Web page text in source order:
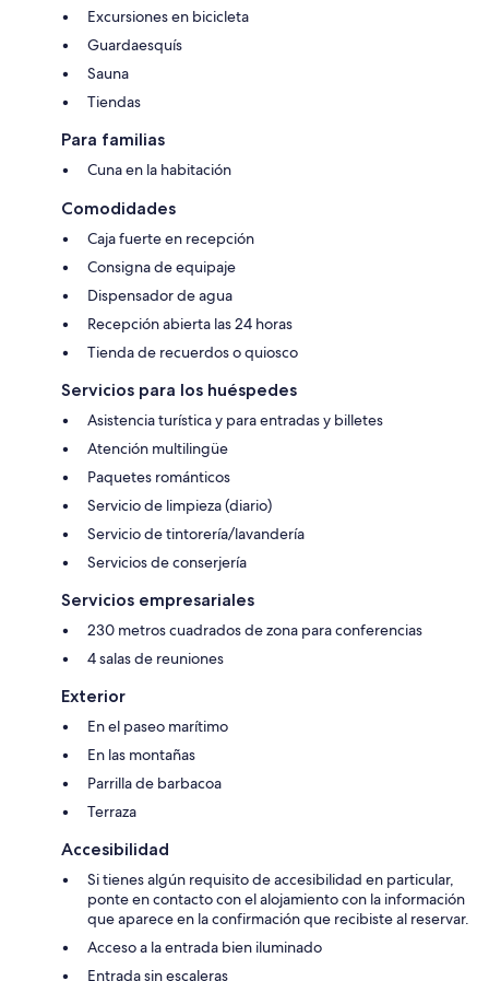
Excursiones en bicicleta
Guardaesquís
Sauna
Tiendas
Para familias
Cuna en la habitación
Comodidades
Caja fuerte en recepción
Consigna de equipaje
Dispensador de agua
Recepción abierta las 24 horas
Tienda de recuerdos o quiosco
Servicios para los huéspedes
Asistencia turística y para entradas y billetes
Atención multilingüe
Paquetes románticos
Servicio de limpieza (diario)
Servicio de tintorería/lavandería
Servicios de conserjería
Servicios empresariales
230 metros cuadrados de zona para conferencias
4 salas de reuniones
Exterior
En el paseo marítimo
En las montañas
Parrilla de barbacoa
Terraza
Accesibilidad
Si tienes algún requisito de accesibilidad en particular,
ponte en contacto con el alojamiento con la información
que aparece en la confirmación que recibiste al reservar.
Acceso a la entrada bien iluminado
Entrada sin escaleras